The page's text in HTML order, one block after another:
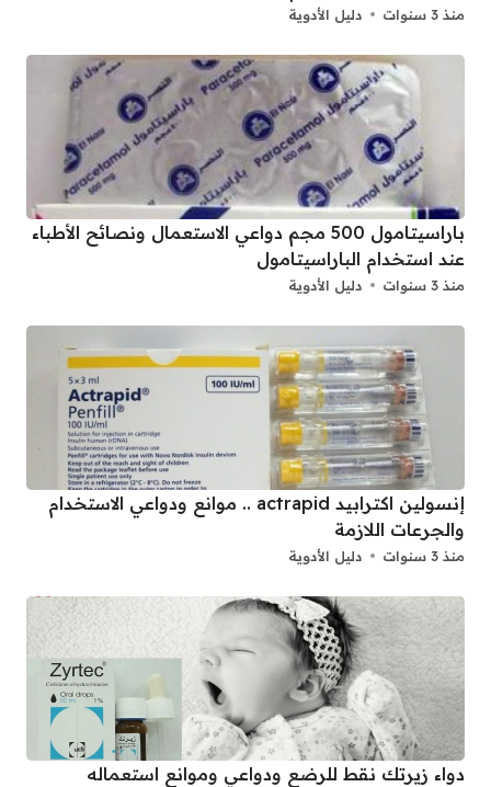
منذ 3 سنوات دليل الأدوية
باراسيتامول 500 مجم دواعي الاستعمال ونصائح الأطباء
عند استخدام الباراسيتامول
منذ 3 سنوات دليل الأدوية
إنسولين اكترابيد actrapid .. موانع ودواعي الاستخدام
والجرعات اللازمة
منذ 3 سنوات دليل الأدوية
دواء زيرتك نقط للرضع ودواعي وموانع استعماله